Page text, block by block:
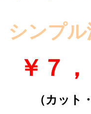
シンプ
￥７
（カット